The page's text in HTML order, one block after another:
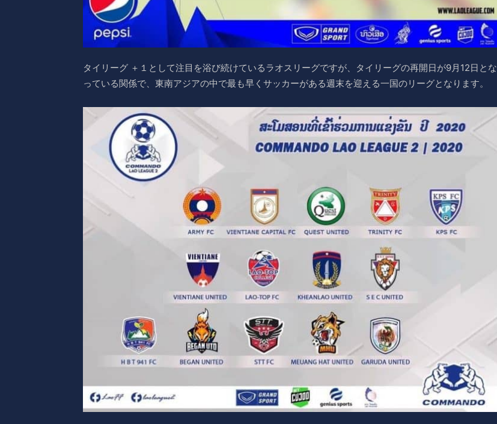
タイリーグ ＋１として注目を浴び続けているラオスリーグですが、タイリーグの再開日が9月12日とな
っている関係で、東南アジアの中で最も早くサッカーがある週末を迎える一国のリーグとなります。